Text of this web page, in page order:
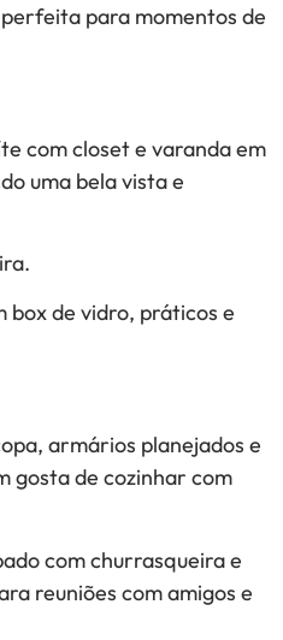
para momentos de
com closet e varanda em
uma bela vista e
box de vidro, práticos e
armários planejados e
gosta de cozinhar com
com churrasqueira e
reuniões com amigos e